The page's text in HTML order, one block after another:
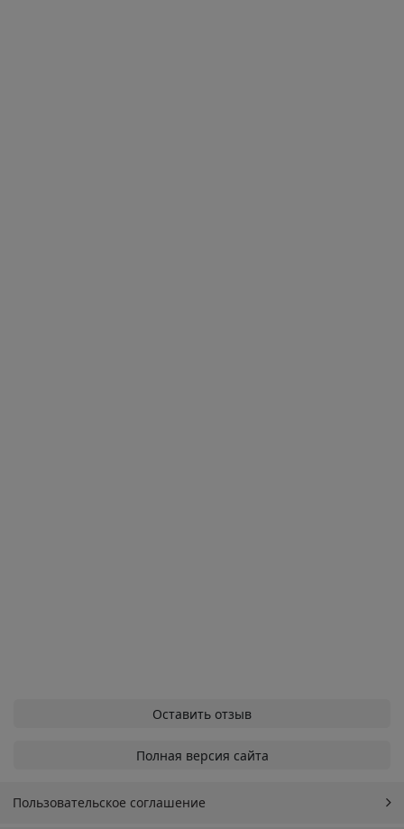
Оставить отзыв
Полная версия сайта
Пользовательское соглашение